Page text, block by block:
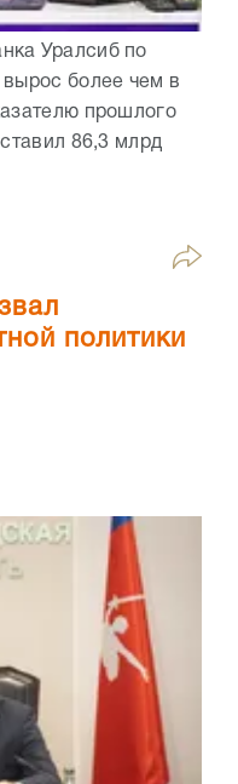
Уралсиб по
вырос более чем в
прошлого
86,3 млрд
политики